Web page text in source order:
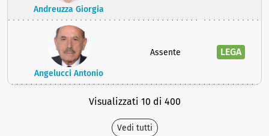
Andreuzza Giorgia
Angelucci Antonio
Assente LEGA
Visualizzati 10 di 400
Vedi tutti